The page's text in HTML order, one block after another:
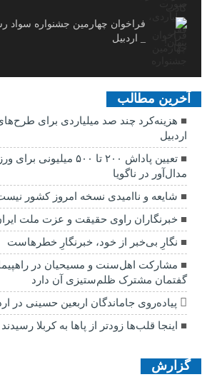
فراخوان چهارمین جشنواره سواد
_ اردبیل
آخرین مطالب
هزینه‌کرد چند صد میلیاردی برای
اردبیل
تعیین پاداش ۲۰۰ تا ۵۰۰
مدال‌آور در ناگویا
شایعه و ناامیدی نسخه امروز کشور
خبرنگاران راوی حقیقت و عزت ملت
نگارِ بی‌خبر از خود، خبرنگارِ خطرهاست
مشارکت اهل‌سنت و مسیحیان در
گفتمان مشترک ظلم‌ستیزی آن دارد
پیاده‌روی جاماندگان اربعین حسینی در
اینجا قلب‌ها زودتر از پاها به کربلا رسیدند
گزارش